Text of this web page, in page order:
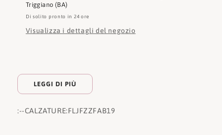
Triggiano (BA)
Di solito pronto in 24 ore
Visualizza i dettagli del negozio
LEGGI DI PIÙ
:--CALZATURE:FLJFZZFAB19